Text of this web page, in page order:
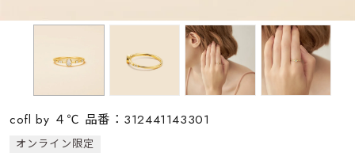
誕生石
石の色
cofl by ４℃ 品番：312441143301
オンライン限定